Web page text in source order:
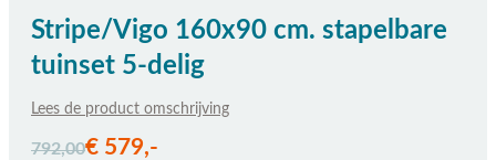
Stripe/Vigo 160x90 cm. stapelbare
tuinset 5-delig
Lees de product omschrijving
792,00€ 579,-